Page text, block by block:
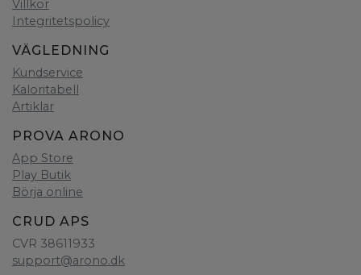
Villkor
Integritetspolicy
VÄGLEDNING
Kundservice
Kaloritabell
Artiklar
PROVA ARONO
App Store
Play Butik
Börja online
CRUD APS
CVR 38611933
support@arono.dk